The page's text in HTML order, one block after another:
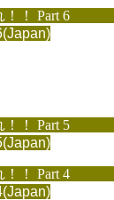
！！ Part 6
！！ Part 5
！！ Part 4